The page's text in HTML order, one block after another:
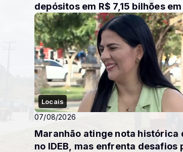
depósitos em R$ 7,15 bilhões
Locais
07/08/2026
Maranhão atinge nota histórica
no IDEB, mas enfrenta desafios